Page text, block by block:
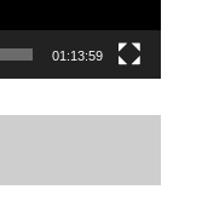
01:13:59